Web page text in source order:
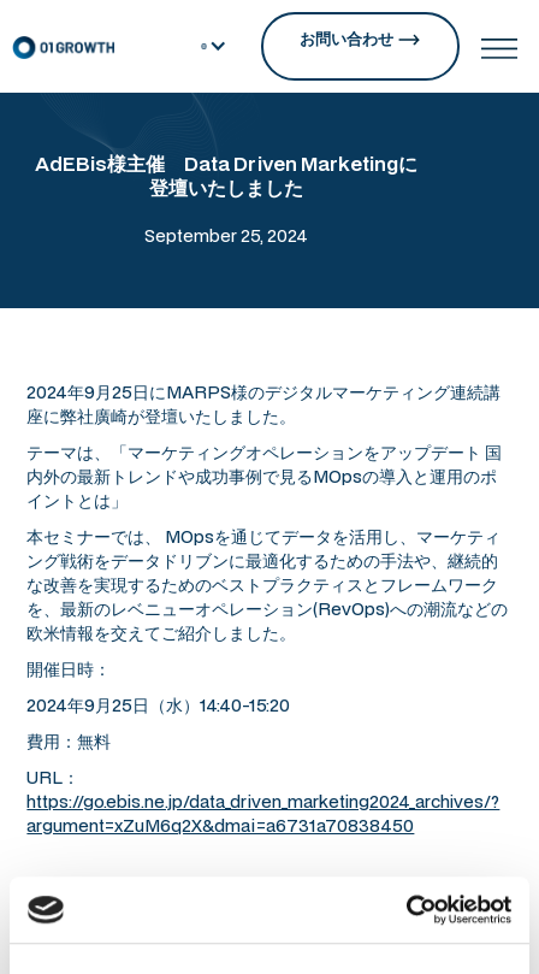
お問い合わせ
AdEBis様主催 Data Driven Marketingに
登壇いたしました
September 25, 2024
2024年9月25日にMARPS様のデジタルマーケティング連続講
座に弊社廣崎が登壇いたしました。
テーマは、「マーケティングオペレーションをアップデート 国
内外の最新トレンドや成功事例で見るMOpsの導入と運用のポ
イントとは」
本セミナーでは、 MOpsを通じてデータを活用し、マーケティ
ング戦術をデータドリブンに最適化するための手法や、継続的
な改善を実現するためのベストプラクティスとフレームワーク
を、最新のレベニューオペレーション(RevOps)への潮流などの
欧米情報を交えてご紹介しました。
開催日時：
2024年9月25日（水）14:40-15:20
費用：無料
URL：
https://go.ebis.ne.jp/data_driven_marketing2024_archives/?
argument=xZuM6q2X&dmai=a6731a70838450